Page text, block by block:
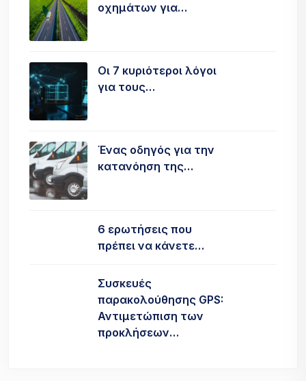
οχημάτων για…
Οι 7 κυριότεροι λόγοι
για τους…
Ένας οδηγός για την
κατανόηση της…
6 ερωτήσεις που
πρέπει να κάνετε…
Συσκευές
παρακολούθησης GPS:
Αντιμετώπιση των
προκλήσεων…